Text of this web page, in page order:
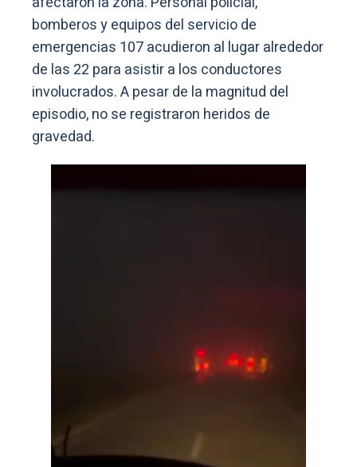
bomberos y equipos del servicio de
emergencias 107 acudieron al lugar alrededor
de las 22 para asistir a los conductores
involucrados. A pesar de la magnitud del
episodio, no se registraron heridos de
gravedad.